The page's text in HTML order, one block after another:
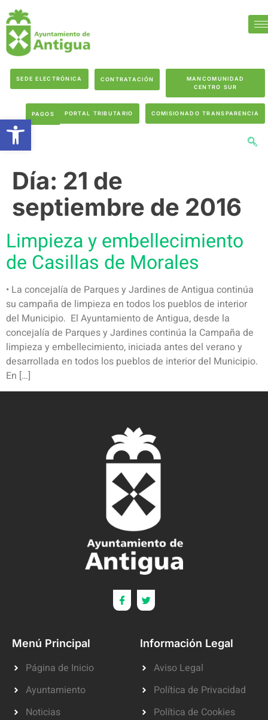
SEDE ELECTRÓNICA CONTRATACIÓN
MANCOMUNIDAD
CENTRO SUR
PAGOS PORTAL TRIBUTARIO COMISIONADO TRANSPARENCIA
Día: 21 de
septiembre de 2016
Limpieza y embellecimiento
de Casillas de Morales
• La concejalía de Parques y Jardines de Antigua continúa
su campaña de limpieza en todos los pueblos de interior
del Municipio. El Ayuntamiento de Antigua, desde la
concejalía de Parques y Jardines continúa la Campaña de
limpieza y embellecimiento, iniciada antes del verano y
desarrollada en todos los pueblos de interior del Municipio.
En […]
Menú Principal
Página de Inicio
Ayuntamiento
Noticias
Información Legal
Aviso Legal
Política de Privacidad
Política de Cookies
Abrir barra de herramientas